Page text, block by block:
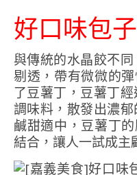
好口味包
與傳統的水晶餃不
剔透，帶有微微的
了豆薯丁，豆薯丁
調味料，散發出濃
鹹甜適中，豆薯丁
結合，讓人一試成主